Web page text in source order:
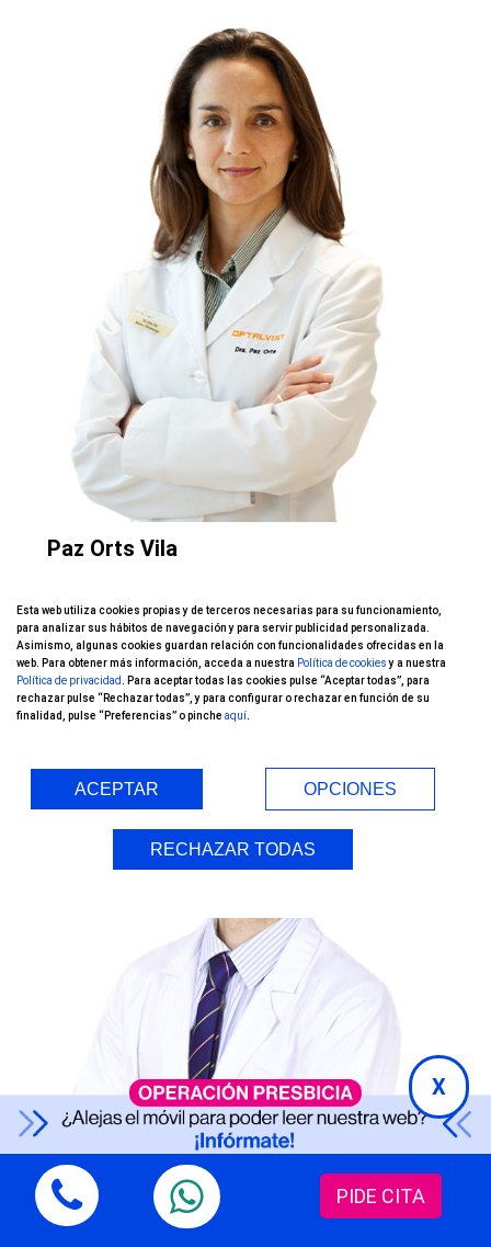
Paz Orts Vila
refractivos en la infancia, Estrabismo,
Presbicia/Vista cansada
Esta web utiliza cookies propias y de terceros necesarias para su funcionamiento,
para analizar sus hábitos de navegación y para servir publicidad personalizada.
Asimismo, algunas cookies guardan relación con funcionalidades ofrecidas en la
web. Para obtener más información, acceda a nuestra Política de cookiesy a nuestra
Política de privacidad
. Para aceptar todas las cookies pulse “Aceptar todas”, para
rechazar pulse “Rechazar todas”, y para configurar o rechazar en función de su
finalidad, pulse “Preferencias” o pinche aquí
ACEPTAR OPCIONES
RECHAZAR TODAS
X
PIDE CITA